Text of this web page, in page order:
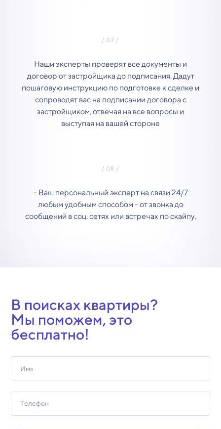
Наши эксперты проверят все документы и
договор от застройщика до подписания. Дадут
пошаговую инструкцию по подготовке к сделке и
сопроводят вас на подписании договора с
застройщиком, отвечая на все вопросы и
выступая на вашей стороне
- Ваш персональный эксперт на связи 24/7
любым удобным способом - от звонка до
сообщений в соц. сетях или встречах по скайпу.
В поисках квартиры?
Мы поможем, это
бесплатно!